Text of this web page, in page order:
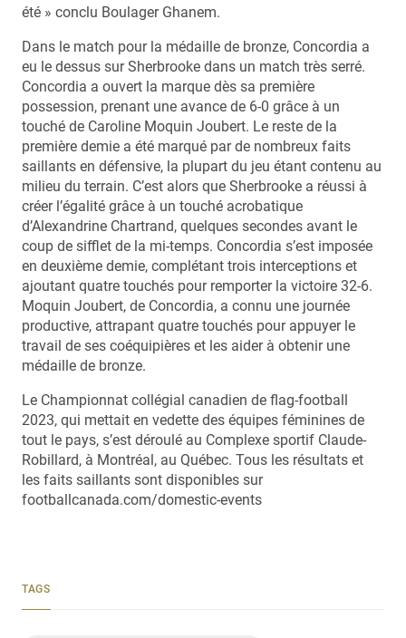
été » conclu Boulager Ghanem.
Dans le match pour la médaille de bronze, Concordia a
eu le dessus sur Sherbrooke dans un match très serré.
Concordia a ouvert la marque dès sa première
possession, prenant une avance de 6-0 grâce à un
touché de Caroline Moquin Joubert. Le reste de la
première demie a été marqué par de nombreux faits
saillants en défensive, la plupart du jeu étant contenu au
milieu du terrain. C’est alors que Sherbrooke a réussi à
créer l’égalité grâce à un touché acrobatique
d’Alexandrine Chartrand, quelques secondes avant le
coup de sifflet de la mi-temps. Concordia s’est imposée
en deuxième demie, complétant trois interceptions et
ajoutant quatre touchés pour remporter la victoire 32-6.
Moquin Joubert, de Concordia, a connu une journée
productive, attrapant quatre touchés pour appuyer le
travail de ses coéquipières et les aider à obtenir une
médaille de bronze.
Le Championnat collégial canadien de flag-football
2023, qui mettait en vedette des équipes féminines de
tout le pays, s’est déroulé au Complexe sportif Claude-
Robillard, à Montréal, au Québec. Tous les résultats et
les faits saillants sont disponibles sur
footballcanada.com/domestic-events
TAGS